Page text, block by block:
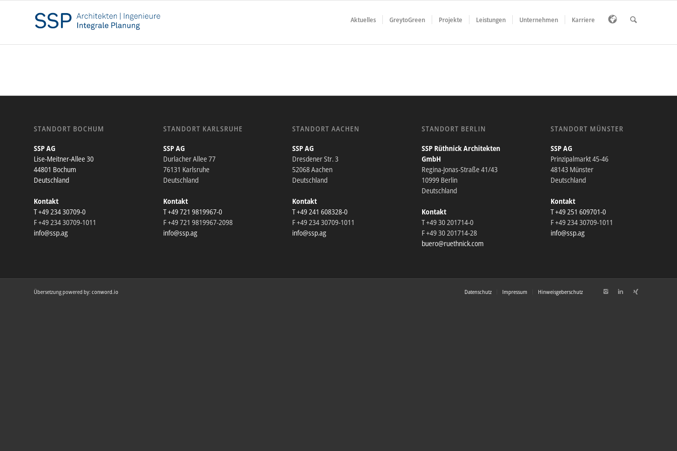
Aktuelles GreytoGreen Projekte Leistungen Unternehmen Karriere
STANDORT BOCHUM
SSP AG
Lise-Meitner-Allee 30
44801 Bochum
Deutschland
Kontakt
T +49 234 30709-0
F +49 234 30709-1011
info@ssp.ag
STANDORT KARLSRUHE
SSP AG
Durlacher Allee 77
76131 Karlsruhe
Deutschland
Kontakt
T +49 721 9819967-0
F +49 721 9819967-2098
info@ssp.ag
STANDORT AACHEN
SSP AG
Dresdener Str. 3
52068 Aachen
Deutschland
Kontakt
T +49 241 608328-0
F +49 234 30709-1011
info@ssp.ag
STANDORT BERLIN
SSP Rüthnick Architekten
GmbH
Regina-Jonas-Straße 41/43
10999 Berlin
Deutschland
Kontakt
T +49 30 201714-0
F +49 30 201714-28
buero@ruethnick.com
STANDORT MÜNSTER
SSP AG
Prinzipalmarkt 45-46
48143 Münster
Deutschland
Kontakt
T +49 251 609701-0
F +49 234 30709-1011
info@ssp.ag
Übersetzung powered by: conword.io Datenschutz Impressum Hinweisgeberschutz